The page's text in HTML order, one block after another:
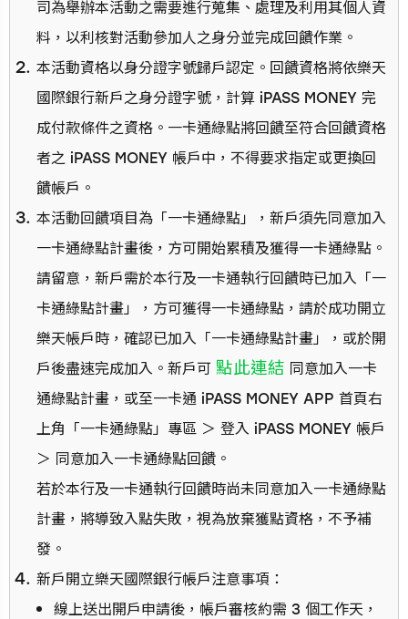
司為舉辦本活動之需要進行蒐集、處理及利用其個人資
料，以利核對活動參加人之身分並完成回饋作業。
本活動資格以身分證字號歸戶認定。回饋資格將依樂天
國際銀行新戶之身分證字號，計算 iPASS MONEY 完
成付款條件之資格。一卡通綠點將回饋至符合回饋資格
者之 iPASS MONEY 帳戶中，不得要求指定或更換回
饋帳戶。
本活動回饋項目為「一卡通綠點」，新戶須先同意加入
一卡通綠點計畫後，方可開始累積及獲得一卡通綠點。
請留意，新戶需於本行及一卡通執行回饋時已加入「一
卡通綠點計畫」，方可獲得一卡通綠點，請於成功開立
樂天帳戶時，確認已加入「一卡通綠點計畫」，或於開
戶後盡速完成加入。新戶可 點此連結 同意加入一卡
通綠點計畫，或至一卡通 iPASS MONEY APP 首頁右
上角「一卡通綠點」專區 ＞ 登入 iPASS MONEY 帳戶
＞ 同意加入一卡通綠點回饋。
若於本行及一卡通執行回饋時尚未同意加入一卡通綠點
計畫，將導致入點失敗，視為放棄獲點資格，不予補
發。
新戶開立樂天國際銀行帳戶注意事項：
線上送出開戶申請後，帳戶審核約需 3 個工作天，